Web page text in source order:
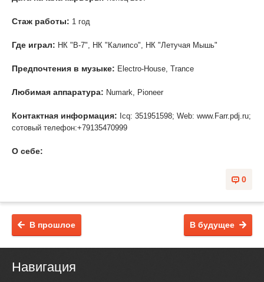
Стаж работы: 1 год
Где играл: НК "B-7", НК "Калипсо", НК "Летучая Мышь"
Предпочтения в музыке: Electro-House, Trance
Любимая аппаратура: Numark, Pioneer
Контактная информация: Icq: 351951598; Web: www.Farr.pdj.ru;
сотовый телефон:+79135470999
О себе:
0
В будущее
В прошлое
Навигация